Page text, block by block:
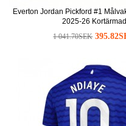
Everton Jordan Pickford #1
2025-26 Kortärmad
1 041.70SEK